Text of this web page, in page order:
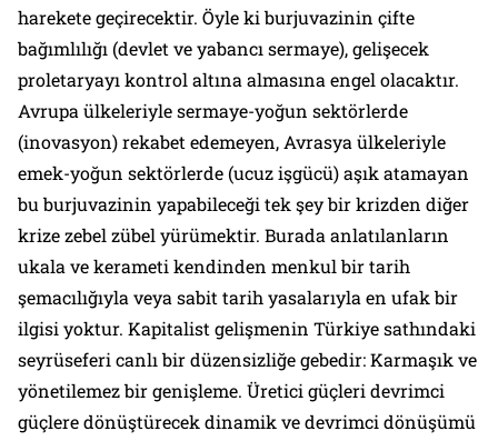
harekete geçirecektir. Öyle ki burjuvazinin çifte
bağımlılığı (devlet ve yabancı sermaye), gelişecek
proletaryayı kontrol altına almasına engel olacaktır.
Avrupa ülkeleriyle sermaye-yoğun sektörlerde
(inovasyon) rekabet edemeyen, Avrasya ülkeleriyle
emek-yoğun sektörlerde (ucuz işgücü) aşık atamayan
bu burjuvazinin yapabileceği tek şey bir krizden diğer
krize zebel zübel yürümektir. Burada anlatılanların
ukala ve kerameti kendinden menkul bir tarih
şemacılığıyla veya sabit tarih yasalarıyla en ufak bir
ilgisi yoktur. Kapitalist gelişmenin Türkiye sathındaki
seyrüseferi canlı bir düzensizliğe gebedir: Karmaşık ve
yönetilemez bir genişleme. Üretici güçleri devrimci
güçlere dönüştürecek dinamik ve devrimci dönüşümü